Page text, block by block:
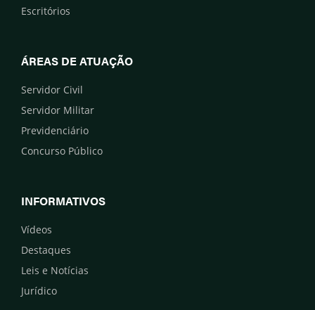
Escritórios
ÁREAS DE ATUAÇÃO
Servidor Civil
Servidor Militar
Previdenciário
Concurso Público
INFORMATIVOS
Vídeos
Destaques
Leis e Notícias
Jurídico